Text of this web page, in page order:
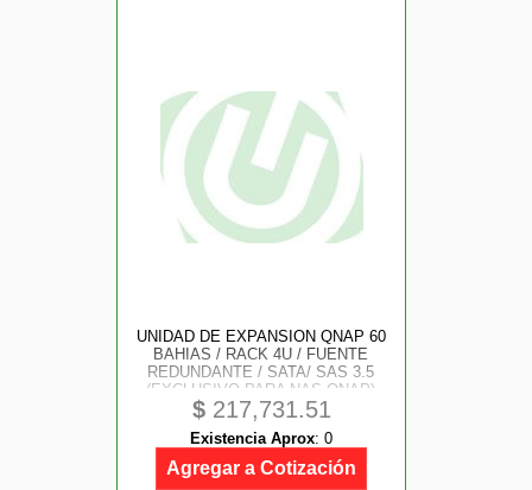
UNIDAD DE EXPANSION QNAP 60
BAHIAS / RACK 4U / FUENTE
REDUNDANTE / SATA/ SAS 3.5
(EXCLUSIVO PARA NAS QNAP)
$217,731.51
Existencia Aprox: 0
Agregar a Cotización